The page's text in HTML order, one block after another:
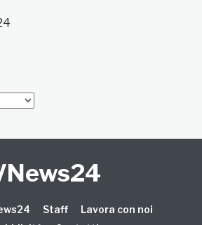
Staff
Lavora con noi